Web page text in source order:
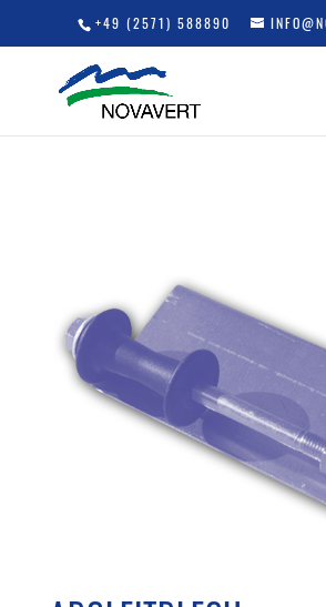
+49 (2571) 588890